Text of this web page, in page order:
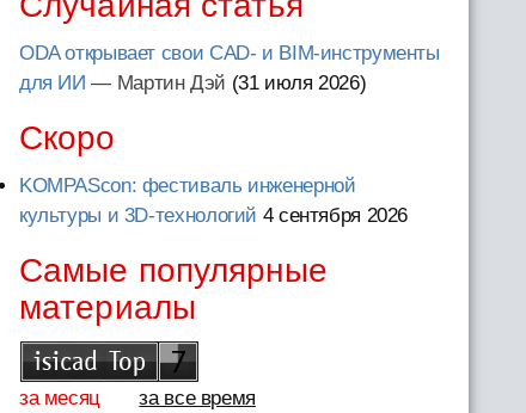
ODA открывает свои CAD- и BIM-инструменты
для ИИ — Мартин Дэй (31 июля 2026)
Скоро
KOMPAScon: фестиваль инженерной
культуры и 3D-технологий 4 сентября 2026
Самые популярные
материалы
за месяц
за все время